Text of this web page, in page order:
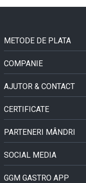
METODE DE PLATA
COMPANIE
AJUTOR & CONTACT
CERTIFICATE
PARTENERI MÂNDRI
SOCIAL MEDIA
GGM GASTRO APP